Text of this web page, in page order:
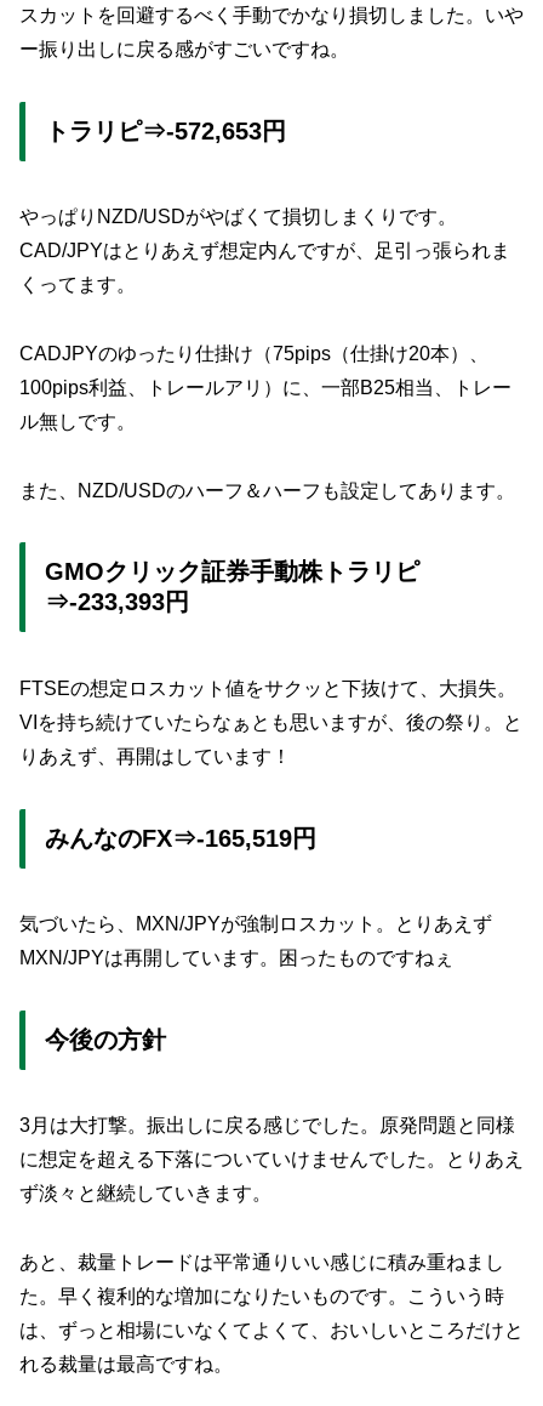
スカットを回避するべく手動でかなり損切しました。いや
ー振り出しに戻る感がすごいですね。
トラリピ⇒-572,653円
やっぱりNZD/USDがやばくて損切しまくりです。
CAD/JPYはとりあえず想定内んですが、足引っ張られま
くってます。
CADJPYのゆったり仕掛け（75pips（仕掛け20本）、
100pips利益、トレールアリ）に、一部B25相当、トレー
ル無しです。
また、NZD/USDのハーフ＆ハーフも設定してあります。
GMOクリック証券手動株トラリピ
⇒-233,393円
FTSEの想定ロスカット値をサクッと下抜けて、大損失。
VIを持ち続けていたらなぁとも思いますが、後の祭り。と
りあえず、再開はしています！
みんなのFX⇒-165,519円
気づいたら、MXN/JPYが強制ロスカット。とりあえず
MXN/JPYは再開しています。困ったものですねぇ
今後の方針
3月は大打撃。振出しに戻る感じでした。原発問題と同様
に想定を超える下落についていけませんでした。とりあえ
ず淡々と継続していきます。
あと、裁量トレードは平常通りいい感じに積み重ねまし
た。早く複利的な増加になりたいものです。こういう時
は、ずっと相場にいなくてよくて、おいしいところだけと
れる裁量は最高ですね。